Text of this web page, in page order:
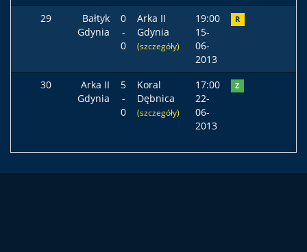
29
Bałtyk
Gdynia
0
-
0
Arka II
Gdynia
(szczegóły)
19:00
15-
06-
2013
R
30
Arka II
Gdynia
5
-
0
Koral
Dębnica
(szczegóły)
17:00
22-
06-
2013
Z